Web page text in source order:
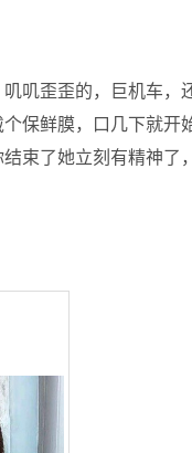
叽歪歪的，巨机车
保鲜膜，口几下就
束了她立刻有精神了